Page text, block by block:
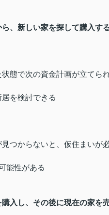
、新しい家を探して購入す
態で次の資金計画が立てら
を検討できる
つからないと、仮住まいが
能性がある
入し、その後に現在の家を